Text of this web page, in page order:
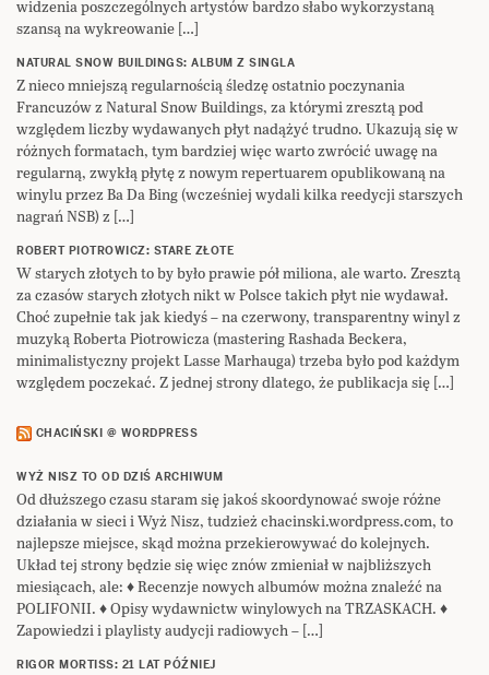
widzenia poszczególnych artystów bardzo słabo wykorzystaną
szansą na wykreowanie […]
NATURAL SNOW BUILDINGS: ALBUM Z SINGLA
Z nieco mniejszą regularnością śledzę ostatnio poczynania
Francuzów z Natural Snow Buildings, za którymi zresztą pod
względem liczby wydawanych płyt nadążyć trudno. Ukazują się w
różnych formatach, tym bardziej więc warto zwrócić uwagę na
regularną, zwykłą płytę z nowym repertuarem opublikowaną na
winylu przez Ba Da Bing (wcześniej wydali kilka reedycji starszych
nagrań NSB) z […]
ROBERT PIOTROWICZ: STARE ZŁOTE
W starych złotych to by było prawie pół miliona, ale warto. Zresztą
za czasów starych złotych nikt w Polsce takich płyt nie wydawał.
Choć zupełnie tak jak kiedyś – na czerwony, transparentny winyl z
muzyką Roberta Piotrowicza (mastering Rashada Beckera,
minimalistyczny projekt Lasse Marhauga) trzeba było pod każdym
względem poczekać. Z jednej strony dlatego, że publikacja się […]
CHACIŃSKI @ WORDPRESS
WYŻ NISZ TO OD DZIŚ ARCHIWUM
Od dłuższego czasu staram się jakoś skoordynować swoje różne
działania w sieci i Wyż Nisz, tudzież chacinski.wordpress.com, to
najlepsze miejsce, skąd można przekierowywać do kolejnych.
Układ tej strony będzie się więc znów zmieniał w najbliższych
miesiącach, ale: ♦ Recenzje nowych albumów można znaleźć na
POLIFONII. ♦ Opisy wydawnictw winylowych na TRZASKACH. ♦
Zapowiedzi i playlisty audycji radiowych – […]
RIGOR MORTISS: 21 LAT PÓŹNIEJ